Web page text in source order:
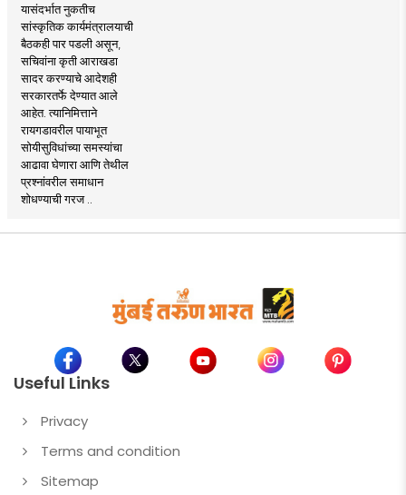
यासंदर्भात नुकतीच
सांस्कृतिक कार्यमंत्रालयाची
बैठकही पार पडली असून,
सचिवांना कृती आराखडा
सादर करण्याचे आदेशही
सरकारतर्फे देण्यात आले
आहेत. त्यानिमित्ताने
रायगडावरील पायाभूत
सोयीसुविधांच्या समस्यांचा
आढावा घेणारा आणि तेथील
प्रश्नांवरील समाधान
शोधण्याची गरज ..
Useful Links
Privacy
Terms and condition
Sitemap